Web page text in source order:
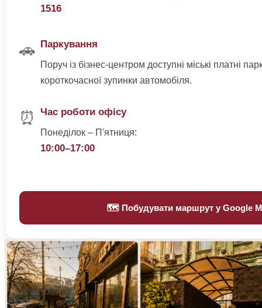
1516
🚗 Паркування
Поруч із бізнес-центром доступні міські платні
короткочасної зупинки автомобіля.
⏰ Час роботи офісу
Понеділок – П'ятниця:
10:00–17:00
🗺️ Побудувати маршрут у Google